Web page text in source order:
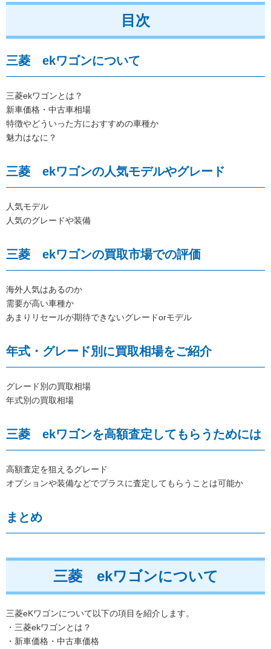
目次
三菱 ekワゴンについて
三菱ekワゴンとは？
新車価格・中古車相場
特徴やどういった方におすすめの車種か
魅力はなに？
三菱 ekワゴンの人気モデルやグレード
人気モデル
人気のグレードや装備
三菱 ekワゴンの買取市場での評価
海外人気はあるのか
需要が高い車種か
あまりリセールが期待できないグレードorモデル
年式・グレード別に買取相場をご紹介
グレード別の買取相場
年式別の買取相場
三菱 ekワゴンを高額査定してもらうためには
高額査定を狙えるグレード
オプションや装備などでプラスに査定してもらうことは可能か
まとめ
三菱 ekワゴンについて
三菱eKワゴンについて以下の項目を紹介します。
・三菱ekワゴンとは？
・新車価格・中古車価格